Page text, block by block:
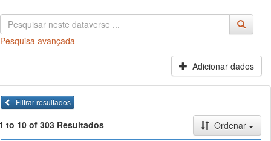
Pesquisa avançada
Adicionar dados
Filtrar resultados
to 10 of 303 Resultados
Ordenar